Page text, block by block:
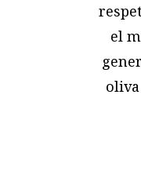
el